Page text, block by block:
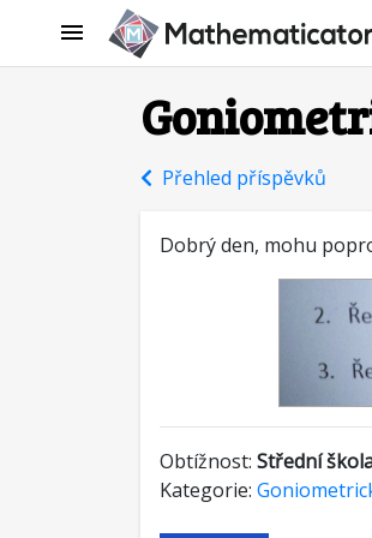
Přehled příspěvků
Dobrý den, mohu
Obtížnost: Střední
Kategorie: